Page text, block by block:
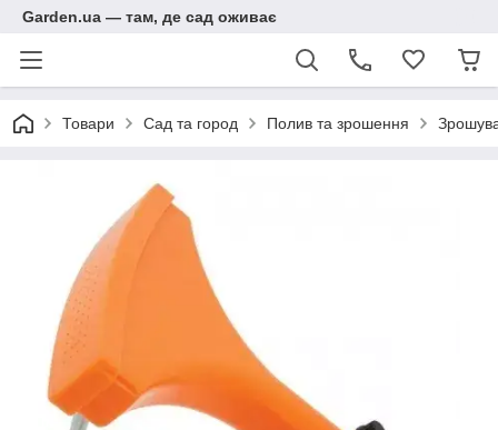
Garden.ua — там, де сад оживає
Товари Сад та город Полив та зрошення